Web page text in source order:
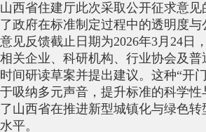
山西省住建厅此次采取公开征求意
了政府在标准制定过程中的透明度与
意见反馈截止日期为2026年3月24日
相关企业、科研机构、行业协会及普
时间研读草案并提出建议。这种“开
于吸纳多元声音，提升标准的科学性
了山西省在推进新型城镇化与绿色
水平。